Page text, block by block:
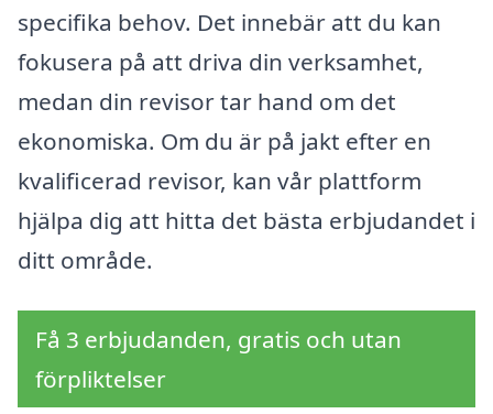
specifika behov. Det innebär att du kan
fokusera på att driva din verksamhet,
medan din revisor tar hand om det
ekonomiska. Om du är på jakt efter en
kvalificerad revisor, kan vår plattform
hjälpa dig att hitta det bästa erbjudandet i
ditt område.
Få 3 erbjudanden, gratis och utan
förpliktelser